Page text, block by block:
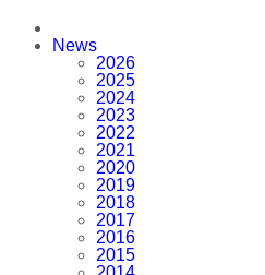
News
2026
2025
2024
2023
2022
2021
2020
2019
2018
2017
2016
2015